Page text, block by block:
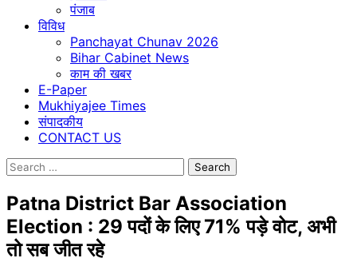
पंजाब
विविध
Panchayat Chunav 2026
Bihar Cabinet News
काम की खबर
E-Paper
Mukhiyajee Times
संपादकीय
CONTACT US
Search
Patna District Bar Association
Election : 29 पदों के लिए 71% पड़े वोट, अभी
तो सब जीत रहे